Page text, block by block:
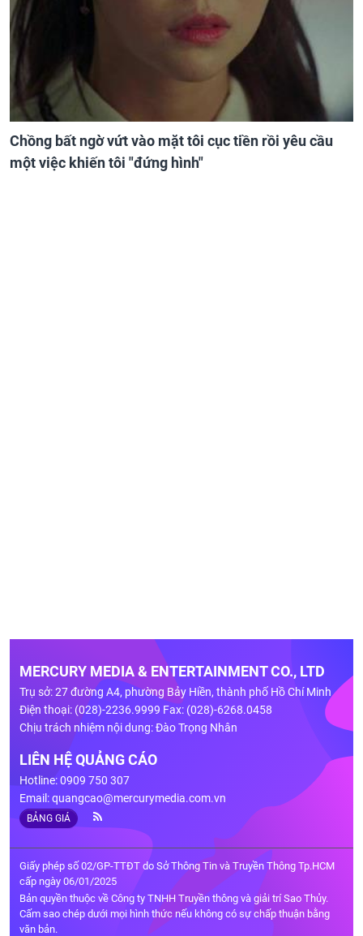
Chồng bất ngờ vứt vào mặt tôi cục tiền rồi yêu cầu
một việc khiến tôi "đứng hình"
MERCURY MEDIA & ENTERTAINMENT CO., LTD
Trụ sở: 27 đường A4, phường Bảy Hiền, thành phố Hồ Chí Minh
Điện thoại: (028)-2236.9999 Fax: (028)-6268.0458
Chịu trách nhiệm nội dung: Đào Trọng Nhân
LIÊN HỆ QUẢNG CÁO
Hotline: 0909 750 307
Email:quangcao@mercurymedia.com.vn
BẢNG GIÁ
Giấy phép số 02/GP-TTĐT do Sở Thông Tin và Truyền Thông Tp.HCM
cấp ngày 06/01/2025
Bản quyền thuộc về Công ty TNHH Truyền thông và giải trí Sao Thủy.
Cấm sao chép dưới mọi hình thức nếu không có sự chấp thuận bằng
văn bản.